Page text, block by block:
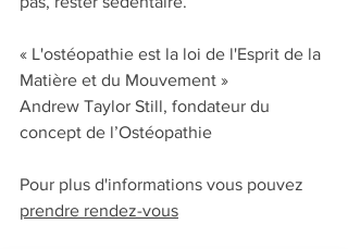
« L'ostéopathie est la loi de l'Esprit de la
Matière et du Mouvement »
Andrew Taylor Still, fondateur du
concept de l’Ostéopathie
Pour plus d'informations vous pouvez
prendre rendez-vous